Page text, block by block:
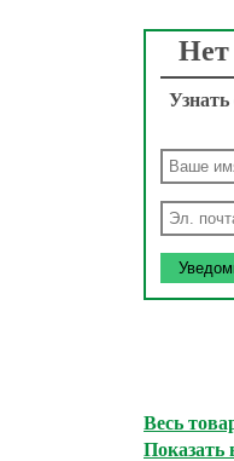
Нет
Узнать
Весь
Показать